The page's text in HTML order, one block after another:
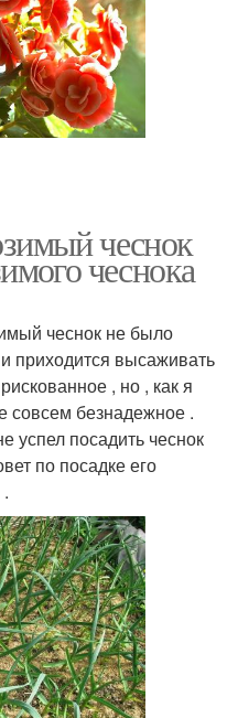
чеснок
чеснока
чеснок не было
приходится высаживать
, но , как я
совсем безнадежное .
успел посадить чеснок
по посадке его